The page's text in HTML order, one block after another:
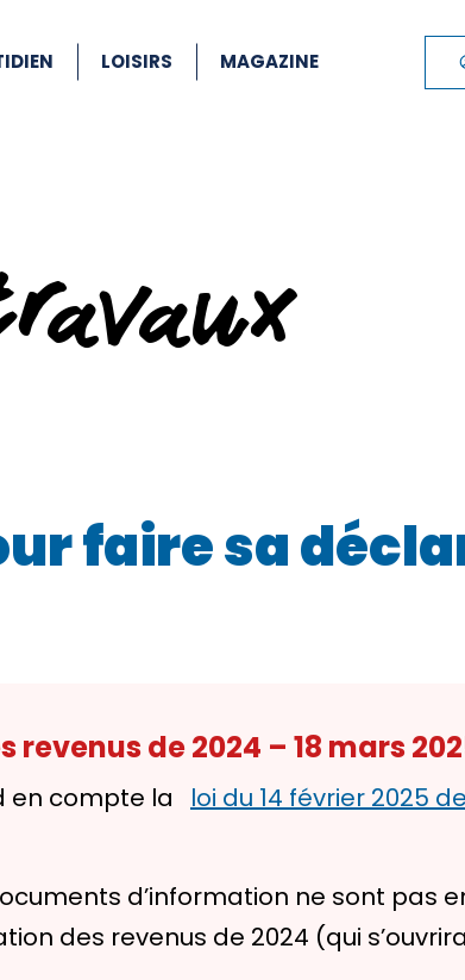
LOISIRS MAGAZINE
faire sa
de 2024 – 18 mars
en compte la loi du 14 février 2025
d’information ne sont pas
des revenus de 2024 (qui s’ouvrira